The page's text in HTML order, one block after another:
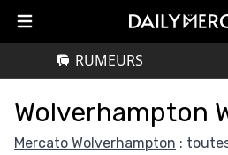
RUMEURS
Wolverhampton
Mercato Wolverhampton :